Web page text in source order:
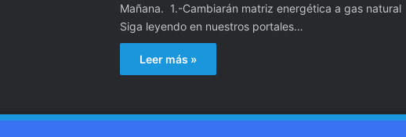
Mañana. 1.-Cambiarán matriz energética a gas natural
Siga leyendo en nuestros portales…
Leer más »